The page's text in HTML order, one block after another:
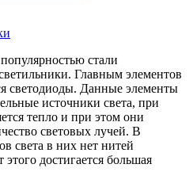
стали
Главным элементов
светодиоды. Данные элементы
источники света, при
тепло и при этом они
световых лучей. В
света в них нет нитей
достигается большая